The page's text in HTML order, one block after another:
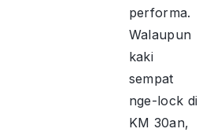
performa.
Walaupun
kaki
sempat
nge-lock di
KM 30an,